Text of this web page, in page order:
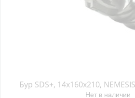
Бур SDS+, 14х160x210,
Нет в наличии